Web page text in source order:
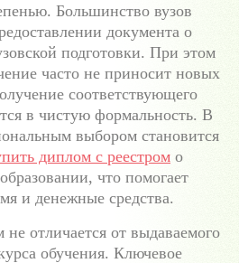
Большинство вузов
документа о
подготовки. При этом
часто не приносит новых
соответствующего
в чистую формальность. В
выбором становится
диплом с реестром о
что помогает
и денежные средства.
отличается от выдаваемого
обучения. Ключевое